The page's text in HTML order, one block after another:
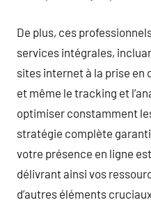
De plus, ces
services intégrales,
sites internet à la prise en
et même le tracking et
optimiser constamment
stratégie complète
votre présence en ligne
délivrant ainsi vos
d’autres éléments